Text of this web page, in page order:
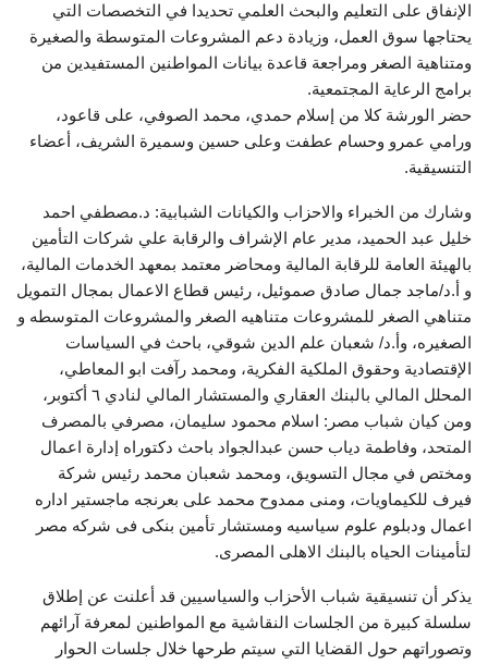
الإنفاق على التعليم والبحث العلمي تحديدا في التخصصات التي
يحتاجها سوق العمل، وزيادة دعم المشروعات المتوسطة والصغيرة
ومتناهية الصغر ومراجعة قاعدة بيانات المواطنين المستفيدين من
برامج الرعاية المجتمعية.
حضر الورشة كلا من إسلام حمدي، محمد الصوفي، على قاعود،
ورامي عمرو وحسام عطفت وعلى حسين وسميرة الشريف، أعضاء
التنسيقية.
وشارك من الخبراء والاحزاب والكيانات الشبابية: د.مصطفي احمد
خليل عبد الحميد، مدير عام الإشراف والرقابة علي شركات التأمين
بالهيئة العامة للرقابة المالية ومحاضر معتمد بمعهد الخدمات المالية،
و أ.د/ماجد جمال صادق صموئيل، رئيس قطاع الاعمال بمجال التمويل
متناهي الصغر للمشروعات متناهيه الصغر والمشروعات المتوسطه و
الصغيره، وأ.د/ شعبان علم الدين شوقي، باحث في السياسات
الإقتصادية وحقوق الملكية الفكرية، ومحمد رآفت ابو المعاطي،
المحلل المالي بالبنك العقاري والمستشار المالي لنادي ٦ أكتوبر،
ومن كيان شباب مصر: اسلام محمود سليمان، مصرفي بالمصرف
المتحد، وفاطمة دياب حسن عبدالجواد باحث دكتوراه إدارة اعمال
ومختص في مجال التسويق، ومحمد شعبان محمد رئيس شركة
فيرف للكيماويات، ومنى ممدوح محمد على بعرنجه ماجستير اداره
اعمال ودبلوم علوم سياسيه ومستشار تأمين بنكى فى شركه مصر
لتأمينات الحياه بالبنك الاهلى المصرى.
يذكر أن تنسيقية شباب الأحزاب والسياسيين قد أعلنت عن إطلاق
سلسلة كبيرة من الجلسات النقاشية مع المواطنين لمعرفة آرائهم
وتصوراتهم حول القضايا التي سيتم طرحها خلال جلسات الحوار